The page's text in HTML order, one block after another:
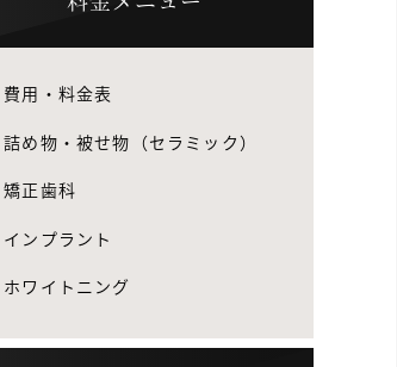
費用・料金表
詰め物・被せ物（セラミック）
矯正歯科
インプラント
ホワイトニング